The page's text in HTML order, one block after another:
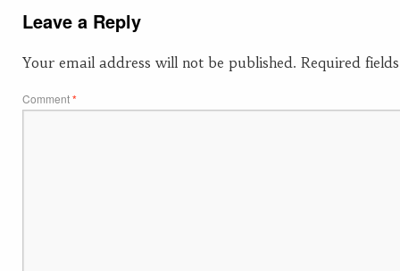
Leave a Reply
Your email address will not be published. Required
Comment*